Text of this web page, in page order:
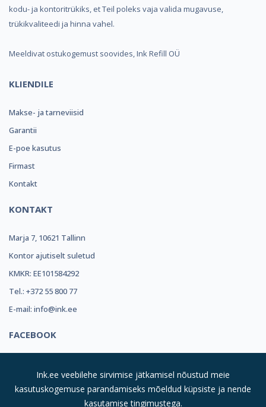
kodu- ja kontoritrükiks, et Teil poleks vaja valida mugavuse,
trükikvaliteedi ja hinna vahel.
Meeldivat ostukogemust soovides, Ink Refill OÜ
KLIENDILE
Makse- ja tarneviisid
Garantii
E-poe kasutus
Firmast
Kontakt
KONTAKT
Marja 7, 10621 Tallinn
Kontor ajutiselt suletud
KMKR: EE101584292
Tel.: +372 55 800 77
E-mail: info@ink.ee
FACEBOOK
Ink.ee veebilehe sirvimise jätkamisel nõustud meie
kasutuskogemuse parandamiseks mõeldud küpsiste ja nende
kasutamise tingimustega.